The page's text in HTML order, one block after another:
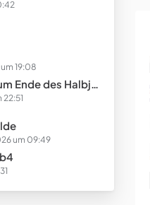
19:08
des Halbjahres
22:51
um 09:49